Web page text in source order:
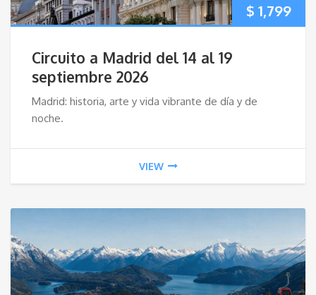
$ 1,799
Circuito a Madrid del 14 al 19
septiembre 2026
Madrid: historia, arte y vida vibrante de día y de
noche.
VIEW